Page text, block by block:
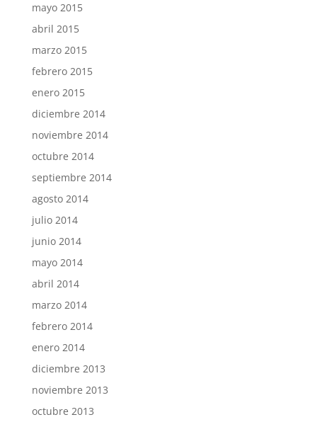
mayo 2015
abril 2015
marzo 2015
febrero 2015
enero 2015
diciembre 2014
noviembre 2014
octubre 2014
septiembre 2014
agosto 2014
julio 2014
junio 2014
mayo 2014
abril 2014
marzo 2014
febrero 2014
enero 2014
diciembre 2013
noviembre 2013
octubre 2013